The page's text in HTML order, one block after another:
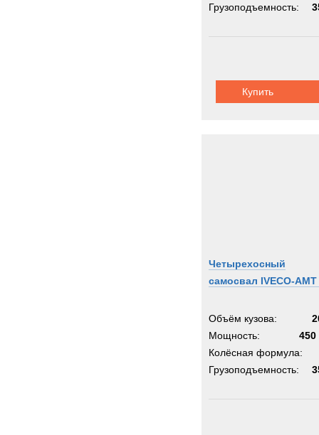
Грузоподъемность:
Купить
Четырехосный
самосвал IVECO-AMT
Объём кузова:
Мощность:
450
Колёсная формула:
Грузоподъемность: